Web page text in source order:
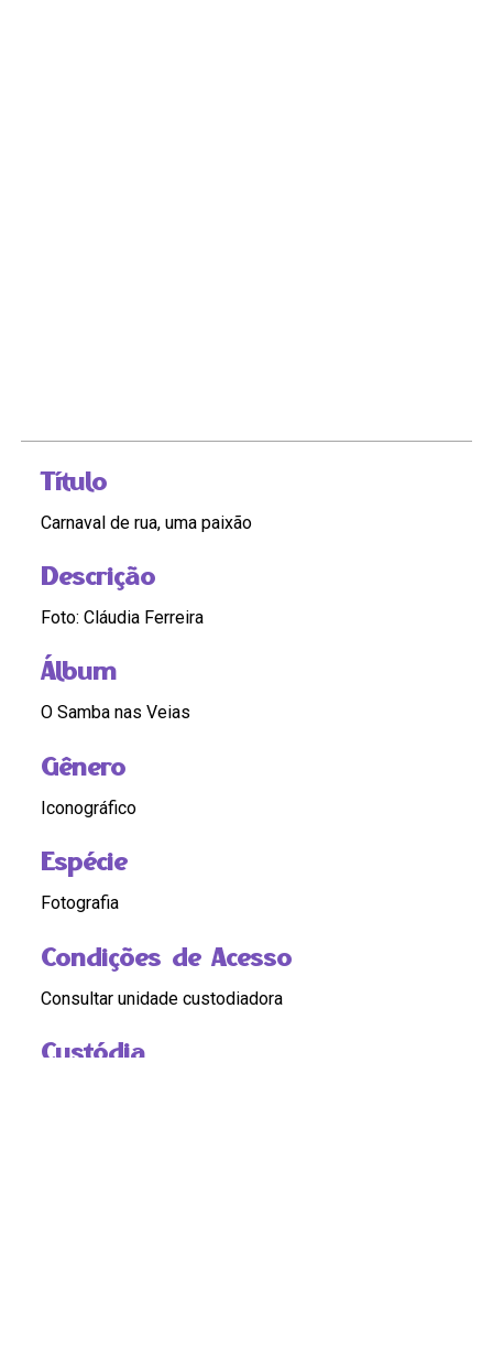
Título
Carnaval de rua, uma paixão
Descrição
Foto: Cláudia Ferreira
Álbum
O Samba nas Veias
Gênero
Iconográfico
Espécie
Fotografia
Condições de Acesso
Consultar unidade custodiadora
Custódia